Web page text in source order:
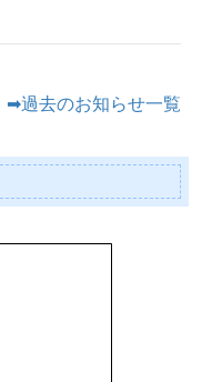
➡過去のお知らせ一覧